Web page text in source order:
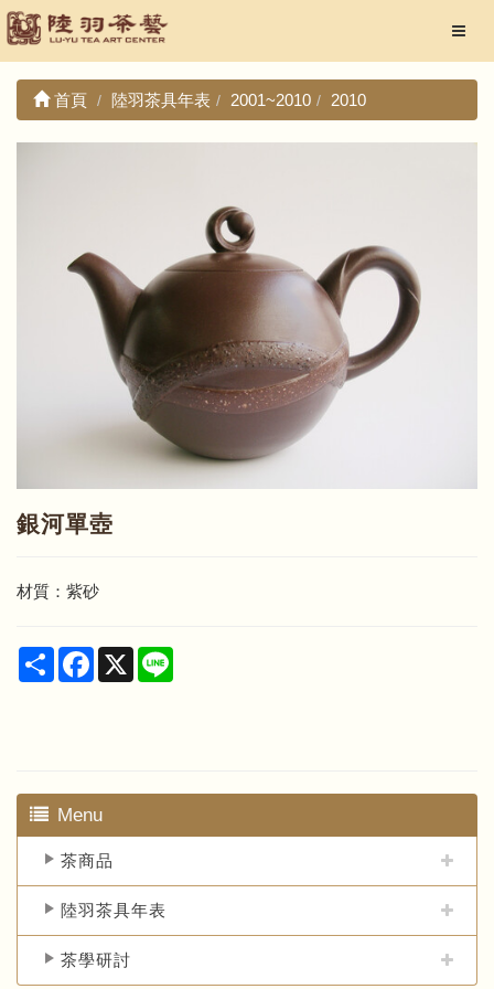
首頁 陸羽茶具年表 2001~2010 2010
銀河單壺
材質：紫砂
Share Facebook
X
Menu
茶商品
陸羽茶具年表
茶學研討